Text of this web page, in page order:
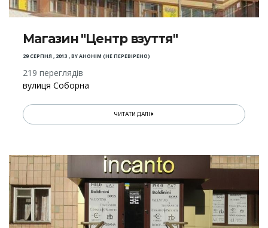
Магазин "Центр взуття"
29 СЕРПНЯ , 2013 ,BYАНОНІМ (НЕ ПЕРЕВІРЕНО)
219 переглядів
вулиця Соборна
ЧИТАТИ ДАЛІ